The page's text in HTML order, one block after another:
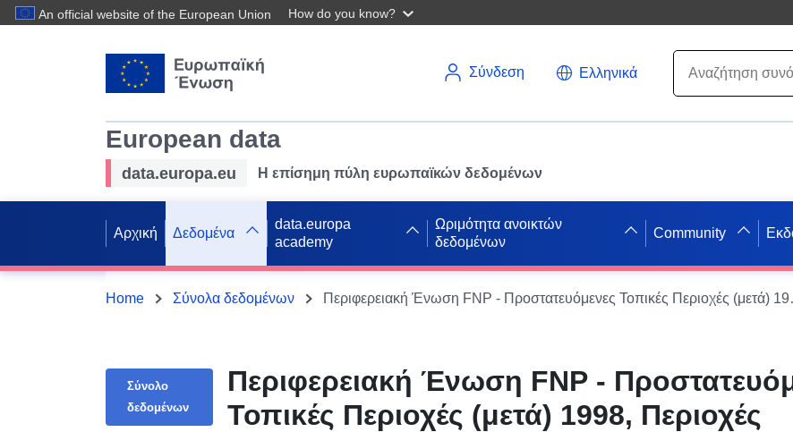
An official website of the European Union How do you know?
Σύνδεση Ελληνικά
European data
data.europa.eu Η επίσημη πύλη ευρωπαϊκών δεδομένων
Αρχική Δεδομένα
data.europa
academy
Ωριμότητα ανοικτών
δεδομένων
Community
Home Σύνολα δεδομένων
Σύνολο
δεδομένων
Περιφερειακή Ένωση FNP -
Τοπικές Περιοχές (μετά) 1998, Περιοχές